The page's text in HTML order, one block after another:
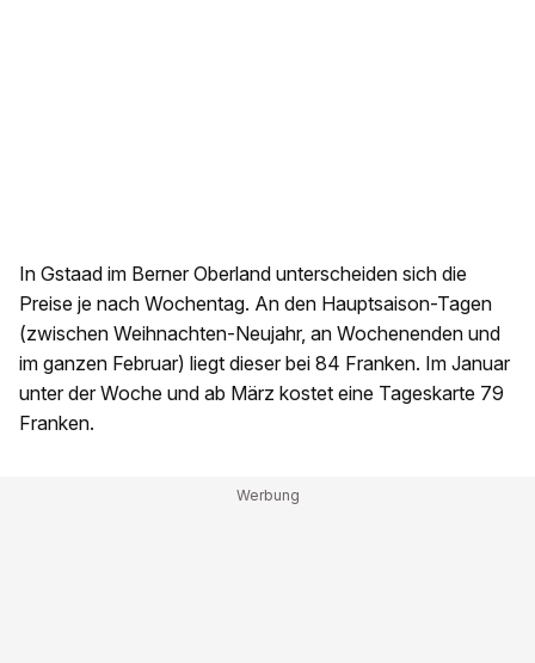
In Gstaad im Berner Oberland unterscheiden sich die
Preise je nach Wochentag. An den Hauptsaison-Tagen
(zwischen Weihnachten-Neujahr, an Wochenenden und
im ganzen Februar) liegt dieser bei 84 Franken. Im Januar
unter der Woche und ab März kostet eine Tageskarte 79
Franken.